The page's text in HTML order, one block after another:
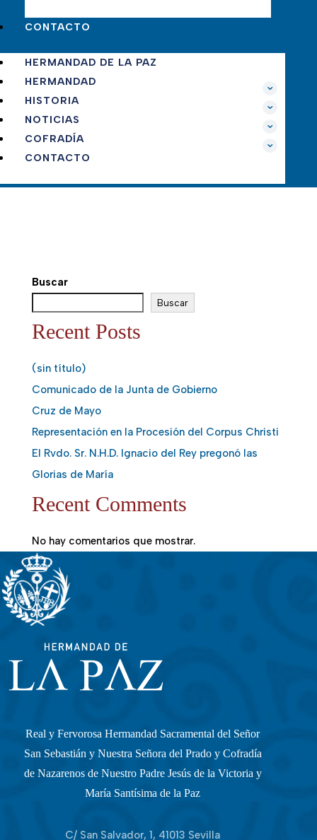
CONTACTO
HERMANDAD DE LA PAZ
HERMANDAD
HISTORIA
NOTICIAS
COFRADÍA
CONTACTO
Buscar
Buscar
Recent Posts
(sin título)
Comunicado de la Junta de Gobierno
Cruz de Mayo
Representación en la Procesión del Corpus Christi
El Rvdo. Sr. N.H.D. Ignacio del Rey pregonó las
Glorias de María
Recent Comments
No hay comentarios que mostrar.
Real y Fervorosa Hermandad Sacramental del Señor
San Sebastián y Nuestra Señora del Prado y Cofradía
de Nazarenos de Nuestro Padre Jesús de la Victoria y
María Santísima de la Paz
C/ San Salvador, 1, 41013 Sevilla